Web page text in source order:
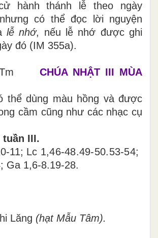
hành thánh lễ theo ngày
có thể đọc lời nguyện
lễ nhớ, nếu lễ nhớ được ghi
đó (IM 355a).
CHÚA NHẬT III MÙA
thể dùng màu hồng và được
cầm cũng như các nhạc cụ
tuần III.
11; Lc 1,46-48.49-50.53-54;
Ga 1,6-8.19-28.
Lăng (hạt Mẫu Tâm).